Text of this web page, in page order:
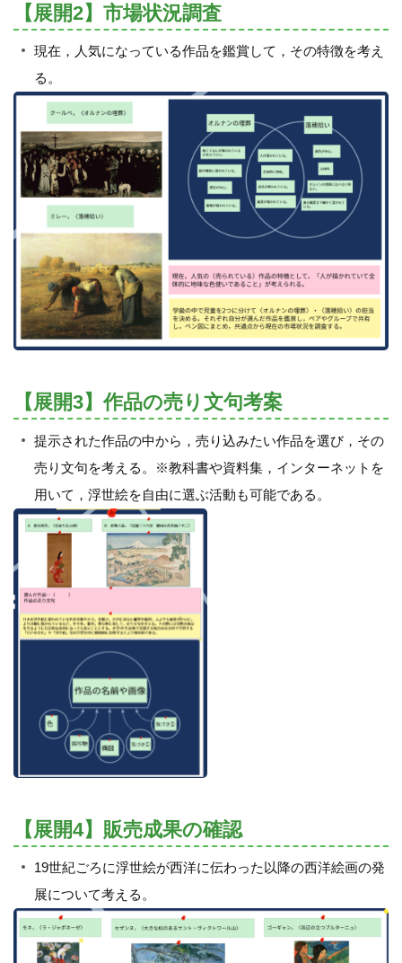
【展開2】市場状況調査
現在，人気になっている作品を鑑賞して，その特徴を考え
る。
【展開3】作品の売り文句考案
提示された作品の中から，売り込みたい作品を選び，その
売り文句を考える。※教科書や資料集，インターネットを
用いて，浮世絵を自由に選ぶ活動も可能である。
【展開4】販売成果の確認
19世紀ごろに浮世絵が西洋に伝わった以降の西洋絵画の発
展について考える。